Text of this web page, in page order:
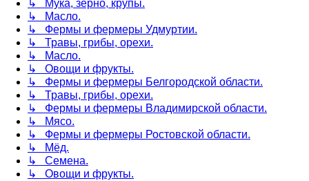
↳ Мука, зерно, крупы.
↳ Масло.
↳ Фермы и фермеры Удмуртии.
↳ Травы, грибы, орехи.
↳ Масло.
↳ Овощи и фрукты.
↳ Фермы и фермеры Белгородской области.
↳ Травы, грибы, орехи.
↳ Фермы и фермеры Владимирской области.
↳ Мясо.
↳ Фермы и фермеры Ростовской области.
↳ Мёд.
↳ Семена.
↳ Овощи и фрукты.